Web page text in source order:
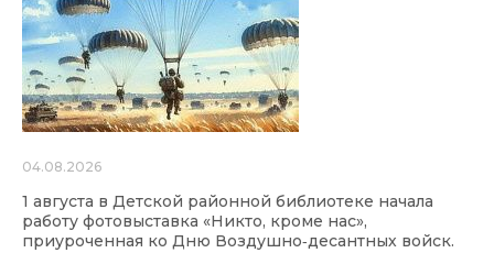
04.08.2026
1 августа в Детской районной библиотеке начала
работу фотовыставка «Никто, кроме нас»,
приуроченная ко Дню Воздушно‑десантных войск.